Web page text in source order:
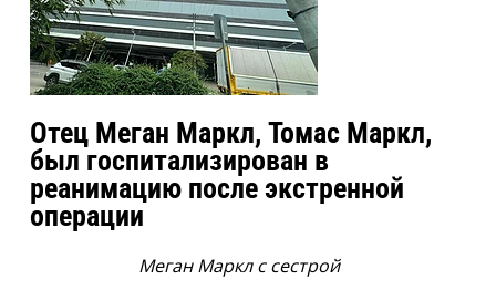
Отец Меган Маркл, Томас Маркл,
был госпитализирован в
реанимацию после экстренной
операции
Меган Маркл с сестрой